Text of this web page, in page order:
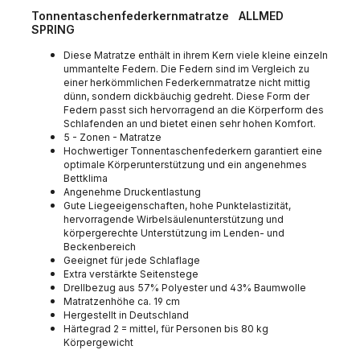
Tonnentaschenfederkernmatratze ALLMED
SPRING
Diese Matratze enthält in ihrem Kern viele kleine einzeln
ummantelte Federn. Die Federn sind im Vergleich zu
einer herkömmlichen Federkernmatratze nicht mittig
dünn, sondern dickbäuchig gedreht. Diese Form der
Federn passt sich hervorragend an die Körperform des
Schlafenden an und bietet einen sehr hohen Komfort.
5 - Zonen - Matratze
Hochwertiger Tonnentaschenfederkern garantiert eine
optimale Körperunterstützung und ein angenehmes
Bettklima
Angenehme Druckentlastung
Gute Liegeeigenschaften, hohe Punktelastizität,
hervorragende Wirbelsäulenunterstützung und
körpergerechte Unterstützung im Lenden- und
Beckenbereich
Geeignet für jede Schlaflage
Extra verstärkte Seitenstege
Drellbezug aus 57% Polyester und 43% Baumwolle
Matratzenhöhe ca. 19 cm
Hergestellt in Deutschland
Härtegrad 2 = mittel, für Personen bis 80 kg
Körpergewicht